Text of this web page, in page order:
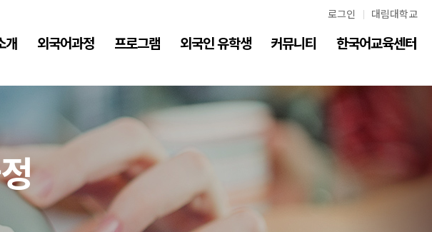
개 외국어과정 프로그램 외국인 유학생 커뮤니티 한국어교육센터
로그인 대림대학교